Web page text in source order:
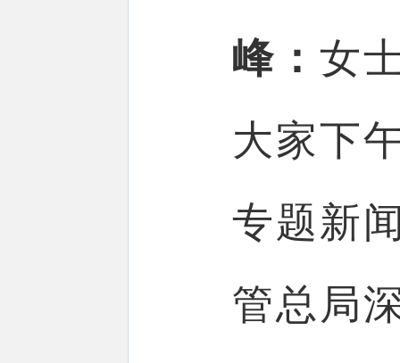
峰： 女
大家下
专题新
管总局